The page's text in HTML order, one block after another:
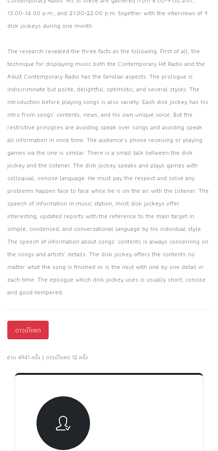
13.00-14.00 p.m., and 21.00-22.00 p.m. together with the interviews of 9
disk jockeys during one month.
The research revealed the three facts as the following. First of all, the
technique for displaying music both the Contemporary Hit Radio and the
Adult Contemporary Radio has the familiar aspects. The prologue is
indiscriminate but polite, delightful, optimistic, and several styles. The
introduction before playing songs is also variety. Each disk jockey has his
intro from songs’ contents, news, and his own unique voice. But the
restrictive principles are avoiding speak over songs and avoiding speak
all information in once time. The audience’s phone receiving or playing
games via the line is similar. There is a small talk between the disk
jockey and the listener. The disk jockey speaks and plays games with
colloquial, concise language. He must pay the respect and solve any
problems happen face to face while he is on the air with the listener. The
speech of information in music station, most disk jockeys offer
interesting, updated reports with the reference to the main target in
simple, condensed, and conversational language by his individual style.
The speech of information about songs’ contents is always concerning on
the songs and artists’ details. The disk jockey offers the contents no
matter what the song is finished or is the next with one by one detail in
each time. The epilogue which disk jockey uses is usually short, concise
and good-tempered.
ดาวน์โหลด
อ่าน 4941 ครั้ง | ดาวน์โหลด 12 ครั้ง